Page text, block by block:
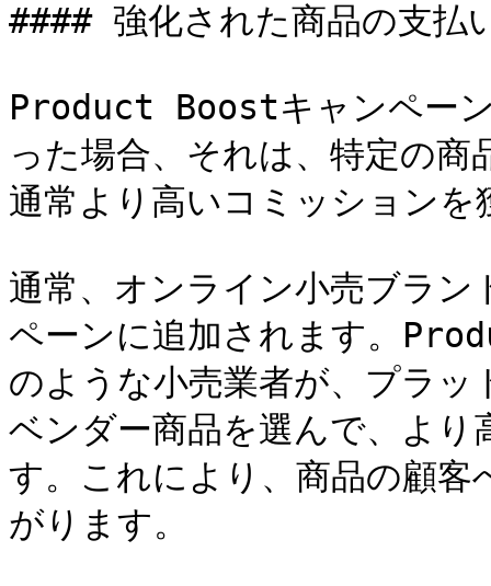
#### 強化された商品の支払
Product Boostキャンペーン
った場合、それは、特定の
通常より高いコミッション
通常、オンライン小売ブラ
ペーンに追加されます。
のような小売業者が、プラ
ベンダー商品を選んで、よ
す。これにより、商品の顧客
がります。